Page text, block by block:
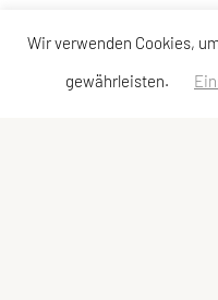
Wir verwenden Cookies,
gewährleisten.